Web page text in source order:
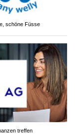
schöne Füsse
treffen